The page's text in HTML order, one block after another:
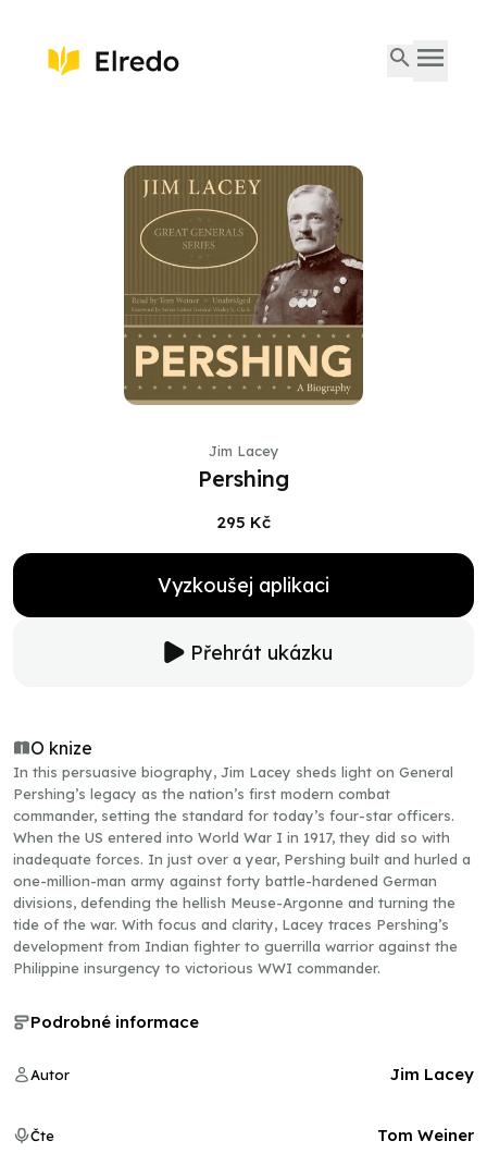
Jim Lacey
Pershing
295 Kč
Vyzkoušej aplikaci
Přehrát ukázku
O knize
In this persuasive biography, Jim Lacey sheds light on General
Pershing’s legacy as the nation’s first modern combat
commander, setting the standard for today’s four-star officers.
When the US entered into World War I in 1917, they did so with
inadequate forces. In just over a year, Pershing built and hurled a
one-million-man army against forty battle-hardened German
divisions, defending the hellish Meuse-Argonne and turning the
tide of the war. With focus and clarity, Lacey traces Pershing’s
development from Indian fighter to guerrilla warrior against the
Philippine insurgency to victorious WWI commander.
Podrobné informace
Autor Jim Lacey
Čte Tom Weiner